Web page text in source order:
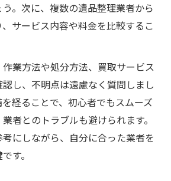
。次に、複数の遺品整理業者から
サービス内容や料金を比較するこ
業方法や処分方法、買取サービス
し、不明点は遠慮なく質問しまし
経ることで、初心者でもスムーズ
者とのトラブルも避けられます。
にしながら、自分に合った業者を
す。